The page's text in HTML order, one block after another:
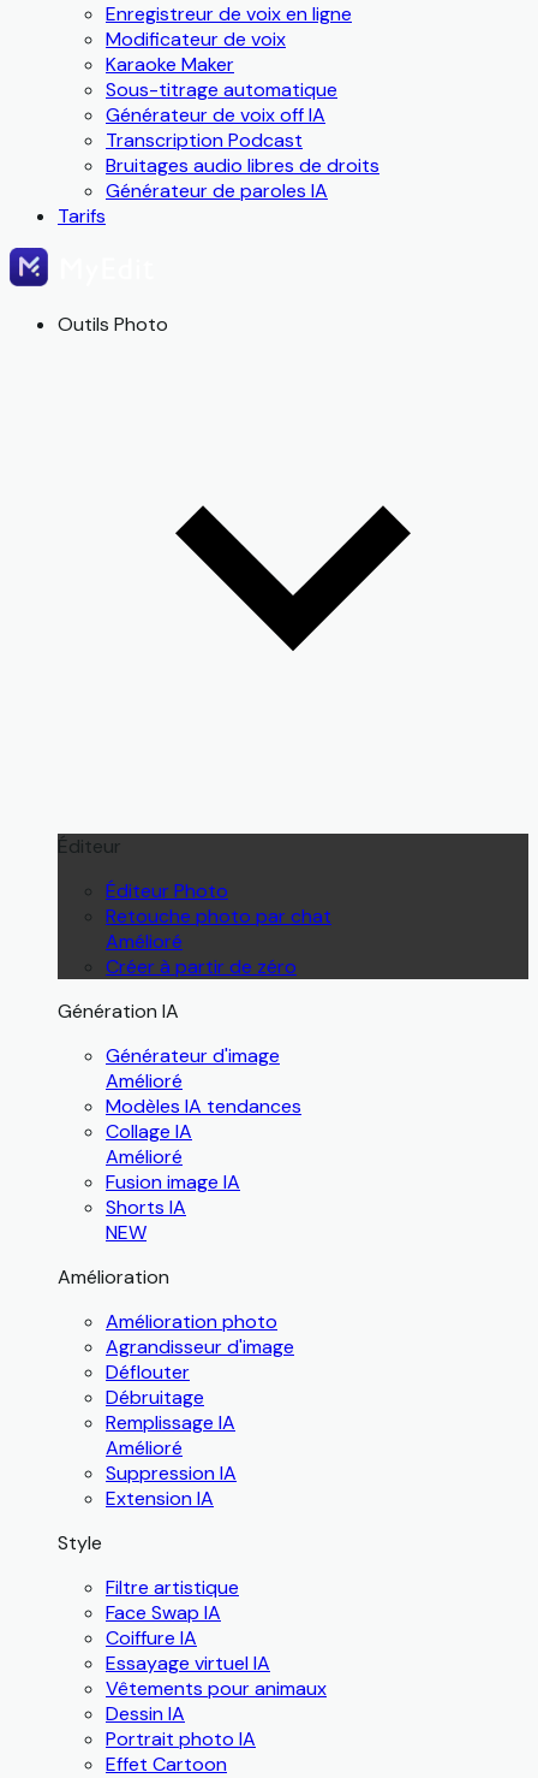
Enregistreur de voix en ligne
Modificateur de voix
Karaoke Maker
Sous-titrage automatique
Générateur de voix off IA
Transcription Podcast
Bruitages audio libres de droits
Générateur de paroles IA
Tarifs
Outils Photo
Éditeur
Éditeur Photo
Retouche photo par chat
Amélioré
Créer à partir de zéro
Génération IA
Générateur d'image
Amélioré
Modèles IA tendances
Collage IA
Amélioré
Fusion image IA
Shorts IA
NEW
Amélioration
Amélioration photo
Agrandisseur d'image
Déflouter
Débruitage
Remplissage IA
Amélioré
Suppression IA
Extension IA
Style
Filtre artistique
Face Swap IA
Coiffure IA
Essayage virtuel IA
Vêtements pour animaux
Dessin IA
Portrait photo IA
Effet Cartoon